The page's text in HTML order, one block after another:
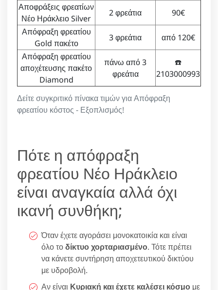
Δείτε συγκριτικό πίνακα τιμών για Απόφραξη
φρεατίου κόστος - Εξοπλισμός!
Αποφράξεις φρεατίων
Νέο Ηράκλειο Silver
2 φρεάτια
90€
Απόφραξη φρεατίου
Gold πακέτο
3 φρεάτια
από 120€
Απόφραξη φρεατίου
αποχέτευσης πακέτο
Diamond
πάνω από 3
φρεάτια
☎️
2103000993
Πότε η απόφραξη
φρεατίου Νέο Ηράκλειο
είναι αναγκαία αλλά όχι
ικανή συνθήκη;
Όταν έχετε αγοράσει μονοκατοικία και είναι
όλο τοδίκτυο χορταριασμένο. Τότε πρέπει
να κάνετε συντήρηση αποχετευτικού δικτύου
με υδροβολή.
Αν είναι Κυριακή και έχετε καλέσει κόσμο με